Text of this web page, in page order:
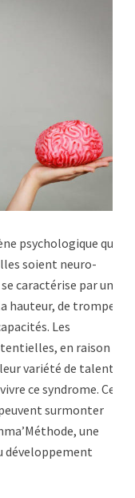
psychologique qui
soient neuro-
caractérise par un
hauteur, de tromper
Les
en raison
variété de talents,
ce syndrome. Cet
surmonter
une
développement